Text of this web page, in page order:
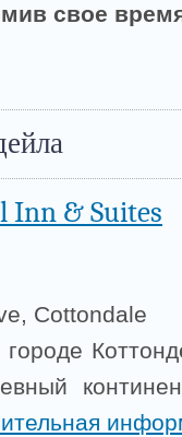
свое
Inn & Suites
Cottondale